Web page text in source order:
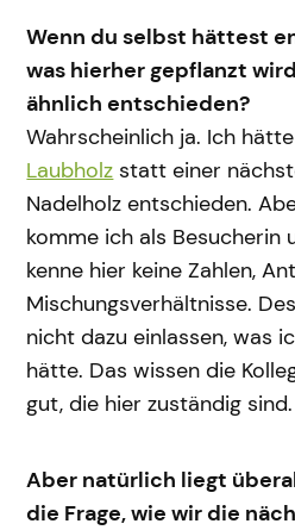
Wenn du selbst hättest
was hierher gepflanzt
ähnlich entschieden?
Wahrscheinlich ja. Ich
Laubholz statt einer
Nadelholz entschieden.
komme ich als Besucherin
kenne hier keine Zahlen,
Mischungsverhältnisse.
nicht dazu einlassen, was
hätte. Das wissen die
gut, die hier zuständig sind.
Aber natürlich liegt
die Frage, wie wir die